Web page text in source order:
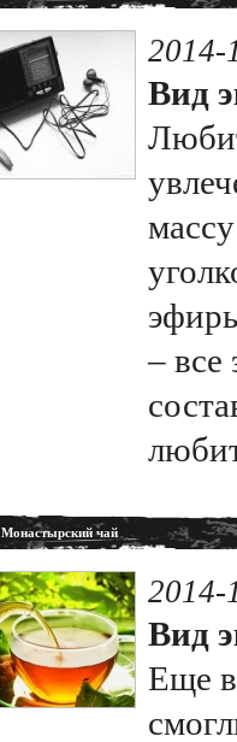
2014-
Вид
– все
Монастырский чай
2014-
Вид
Еще